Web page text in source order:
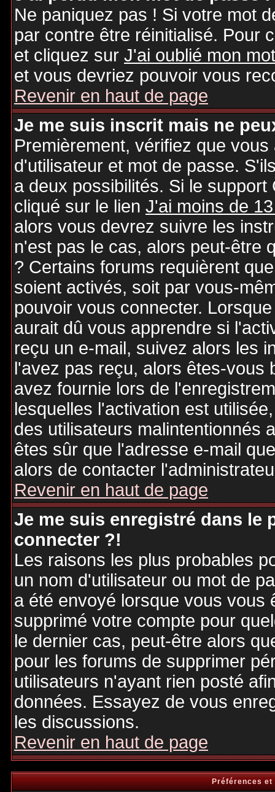
Ne paniquez pas ! Si votre mot
par contre être réinitialisé. Pour
et cliquez surJ'ai oublié mon
et vous devriez pouvoir vous
Revenir en haut de page
Je me suis inscrit mais ne
Premièrement, vérifiez que
d'utilisateur et mot de passe.
a deux possibilités. Si le
cliqué sur le lienJ'ai moins de
alors vous devrez suivre les
n'est pas le cas, alors peut-être
? Certains forums requièrent
soient activés, soit par vous-
pouvoir vous connecter.
aurait dû vous apprendre si
reçu un e-mail, suivez alors les
l'avez pas reçu, alors êtes-vous
avez fournie lors de
lesquelles l'activation est
des utilisateurs malintentionnés
êtes sûr que l'adresse e-mail
alors de contacter
Revenir en haut de page
Je me suis enregistré dans le
connecter ?!
Les raisons les plus probables
un nom d'utilisateur ou mot de
a été envoyé lorsque vous vous
supprimé votre compte pour
le dernier cas, peut-être alors
pour les forums de supprimer
utilisateurs n'ayant rien posté
données. Essayez de vous
les discussions.
Revenir en haut de page
Préférences